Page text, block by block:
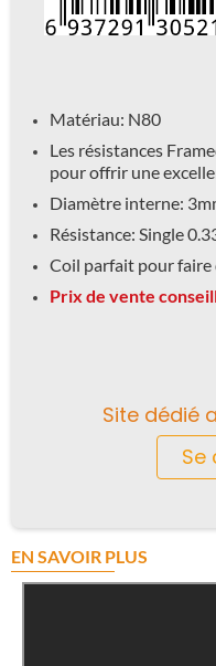
Matériau: N80
Les résistances
pour offrir une
Diamètre interne:
Résistance: Single
Coil parfait pour faire
Prix de vente
Site dédié
Se
EN SAVOIR PLUS